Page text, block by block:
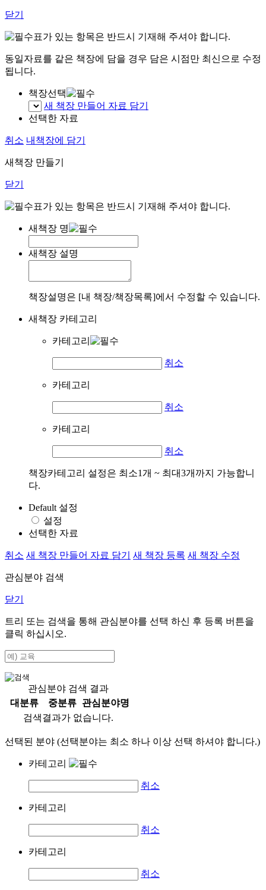
닫기
표가 있는 항목은 반드시 기재해 주셔야 합니다.
동일자료를 같은 책장에 담을 경우 담은 시점만 최신으로 수정
됩니다.
책장선택
새 책장 만들어 자료 담기
선택한 자료
취소 내책장에 담기
새책장 만들기
닫기
표가 있는 항목은 반드시 기재해 주셔야 합니다.
새책장 명
새책장 설명
책장설명은 [내 책장/책장목록]에서 수정할 수 있습니다.
새책장 카테고리
카테고리
취소
카테고리
취소
카테고리
취소
책장카테고리 설정은 최소1개 ~ 최대3개까지 가능합니
다.
Default 설정
설정
선택한 자료
취소 새 책장 만들어 자료 담기 새 책장 등록 새 책장 수정
관심분야 검색
닫기
트리 또는 검색을 통해 관심분야를 선택 하신 후 등록 버튼을
클릭 하십시오.
관심분야 검색 결과
대분류
중분류
관심분야명
검색결과가 없습니다.
선택된 분야 (선택분야는 최소 하나 이상 선택 하셔야 합니다.)
카테고리
취소
카테고리
취소
카테고리
취소